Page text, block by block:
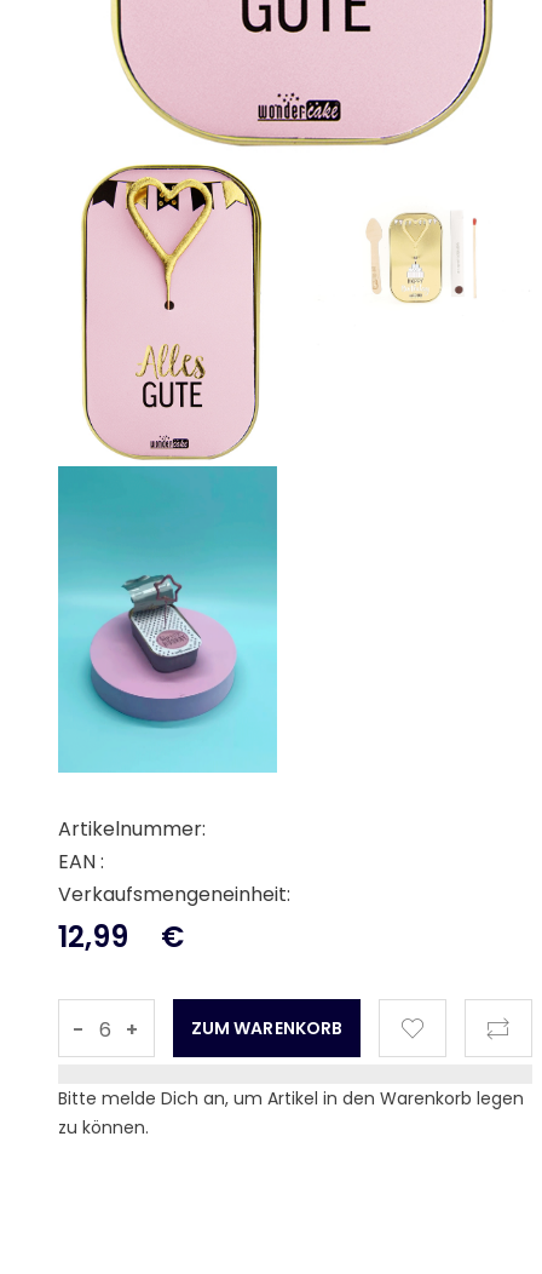
Artikelnummer:
EAN :
Verkaufsmengeneinheit:
12,99 €
- +
Bitte melde Dich an, um Artikel in den Warenkorb legen
zu können.